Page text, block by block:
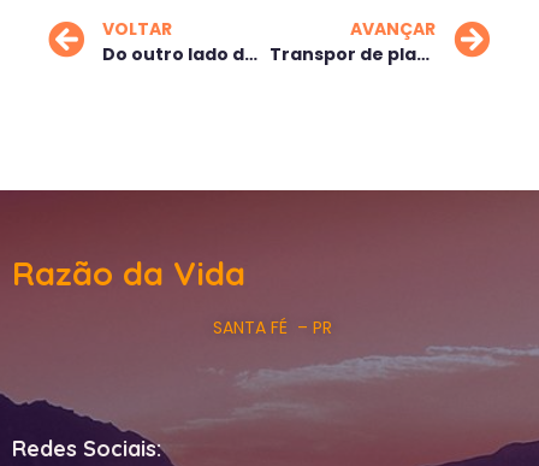
VOLTAR
Do outro lado da ponte
AVANÇAR
Transpor de planos
Razão da Vida
SANTA FÉ – PR
Redes Sociais: